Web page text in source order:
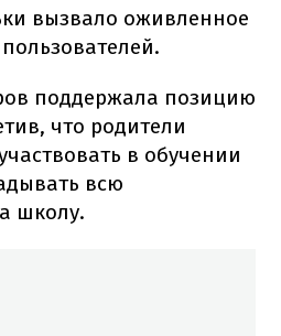
вызвало оживленное
поддержала позицию
что родители
в обучении
всю
школу.